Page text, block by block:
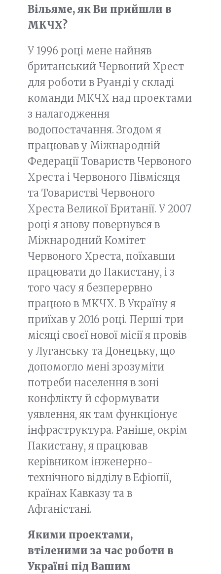
Вільяме, як Ви прийшли в
МКЧХ?
У 1996 році мене найняв
британський Червоний Хрест
для роботи в Руанді у складі
команди МКЧХ над проектами
з налагодження
водопостачання. Згодом я
працював у Міжнародній
Федерації Товариств Червоного
Хреста і Червоного Півмісяця
та Товаристві Червоного
Хреста Великої Британії. У 2007
році я знову повернувся в
Міжнародний Комітет
Червоного Хреста, поїхавши
працювати до Пакистану, і з
того часу я безперервно
працюю в МКЧХ. В Україну я
приїхав у 2016 році. Перші три
місяці своєї нової місії я провів
у Луганську та Донецьку, що
допомогло мені зрозуміти
потреби населення в зоні
конфлікту й сформувати
уявлення, як там функціонує
інфраструктура. Раніше, окрім
Пакистану, я працював
керівником інженерно-
технічного відділу в Ефіопії,
країнах Кавказу та в
Афганістані.
Якими проектами,
втіленими за час роботи в
Україні під Вашим